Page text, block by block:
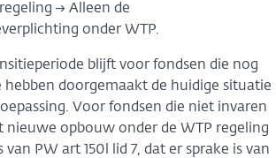
→ Alleen de
onder WTP.
blijft voor fondsen die nog
hebben doorgemaakt de huidige situatie
Voor fondsen die niet invaren
nieuwe opbouw onder de WTP regeling
van PW art 150l lid 7, dat er sprake is van